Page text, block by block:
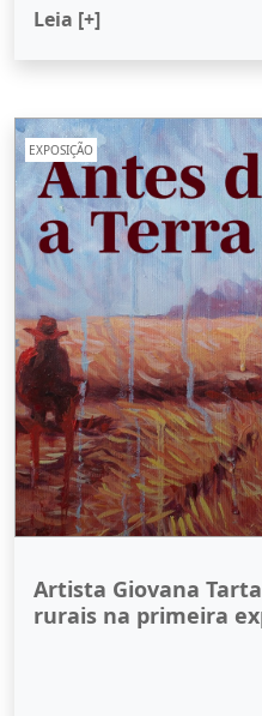
Leia [+]
EXPOSIÇÃO
Artista Giovana
rurais na primeira